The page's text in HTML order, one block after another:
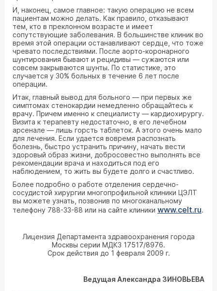
И, наконец, самое главное: такую операцию не всем
пациентам можно делать. Как правило, отказывают
тем, кто в преклонном возрасте и имеет
сопутствующие заболевания. В большинстве клиник во
время этой операции останавливают сердце, что тоже
чревато последствиями. После аорто-коронарного
шунтирования бывают и рецидивы — сужаются или
совсем закрываются шунты. По статистике, это
случается у 30% больных в течение 6 лет после
операции.
Итак, главный вывод для больного — при первых же
симптомах стенокардии немедленно обращайтесь к
врачу. Причем именно к специалисту — кардиохирургу.
Визита к терапевту недостаточно, в его лечебном
арсенале — лишь горсть таблеток. А этого очень мало
для лечения. Если удается вовремя распознать
болезнь, быстро устранить причину, начать вести
здоровый образ жизни, добросовестно выполнять все
рекомендации врача и находиться под его
наблюдением, то жить вы будете долго и счастливо.
Более подробно о работе отделения сердечно-
сосудистой хирургии многопрофильной клиники ЦЭЛТ
вы можете узнать, позвонив по многоканальному
телефону 788-33-88 или на сайте клиники www.celt.ru.
Лицензия Департамента здравоохранения города
Москвы серии МДКЗ 17517/8976.
Срок действия до 1 февраля 2009 г.
Ведущая Александра ЗИНОВЬЕВА